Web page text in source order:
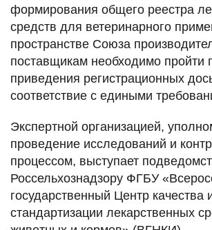
формирования общего реестра
средств для ветеринарного
пространстве Союза
поставщикам необходимо пройти
приведения регистрационных
соответствие с едиными
Экспертной организацией,
проведение исследований и
процессом, выступает
Россельхознадзору ФГБУ
государственный Центр качества
стандартизации лекарственных